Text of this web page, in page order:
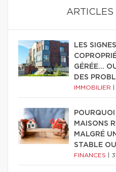
ARTICLES
LES
GÉRÉE…
DES
IMMOBILIER
MAISONS
MALGRÉ
STABLE
FINANCES